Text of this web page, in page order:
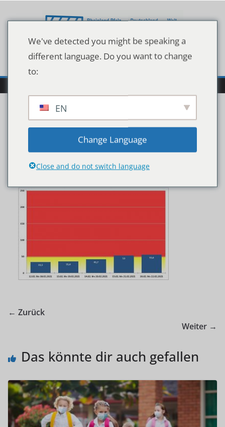
Inhalt
Wocheninzidenzwerte
Stand 22.02.2021
← Zurück
Weiter →
Das könnte dir auch gefallen
We've detected you might be speaking a
different language. Do you want to change
to:
EN
Change Language
Close and do not switch language